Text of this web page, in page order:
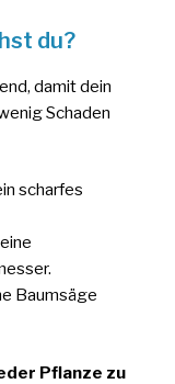
du?
damit dein
Schaden
scharfes
Baumsäge
Pflanze zu